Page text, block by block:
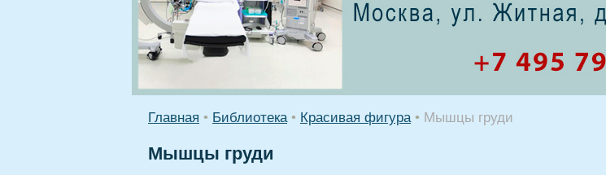
Главная • Библиотека • Красивая фигура • Мышцы груди
Мышцы груди